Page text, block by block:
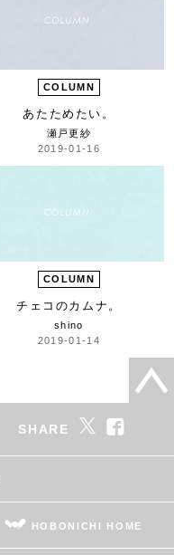
COLUMN
あたためたい。
瀬戸更紗
2019-01-16
COLUMN
チェコのカムナ。
shino
2019-01-14
SHARE
HOBONICHI HOME